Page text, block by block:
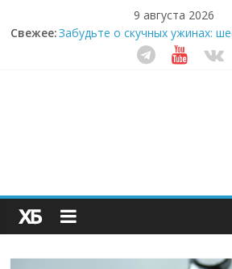
9 августа 2026
Свежее:Секрет супергидратации:
пребиотиками становится
здорового питания
Как простая наклейка
не забывать о самом важном